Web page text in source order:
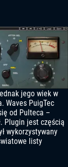
jego wiek w
Waves PuigTec
od Pulteca –
Plugin jest częścią
wykorzystywany
listy